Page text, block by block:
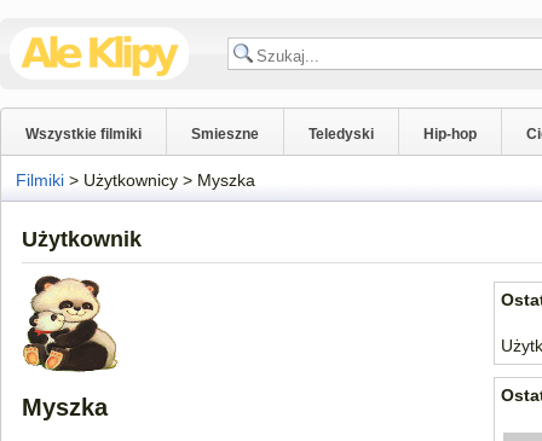
Wszystkie filmiki Smieszne Teledyski Hip-hop
Filmiki > Użytkownicy > Myszka
Użytkownik
Myszka